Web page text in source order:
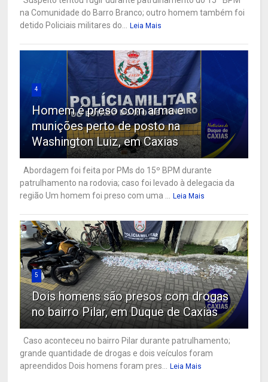
na Comunidade do Barro Branco; outro homem também foi
detido Policiais militares do...
Leia Mais
4
Homem é preso com arma e
munições perto de posto na
Washington Luiz, em Caxias
Abordagem foi feita por PMs do 15º BPM durante
patrulhamento na rodovia; caso foi levado à delegacia da
região Um homem foi preso com uma ...
Leia Mais
5
Dois homens são presos com drogas
no bairro Pilar, em Duque de Caxias
Caso aconteceu no bairro Pilar durante patrulhamento;
grande quantidade de drogas e dois veículos foram
apreendidos Dois homens foram pres...
Leia Mais